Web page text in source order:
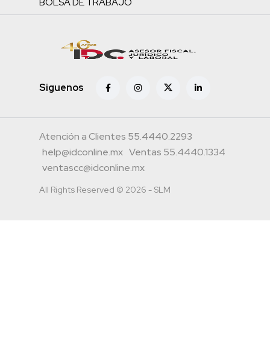
Siguenos
Atención a Clientes 55.4440.2293
help@idconline.mx Ventas 55.4440.1334
ventascc@idconline.mx
All Rights Reserved © 2026 - SLM